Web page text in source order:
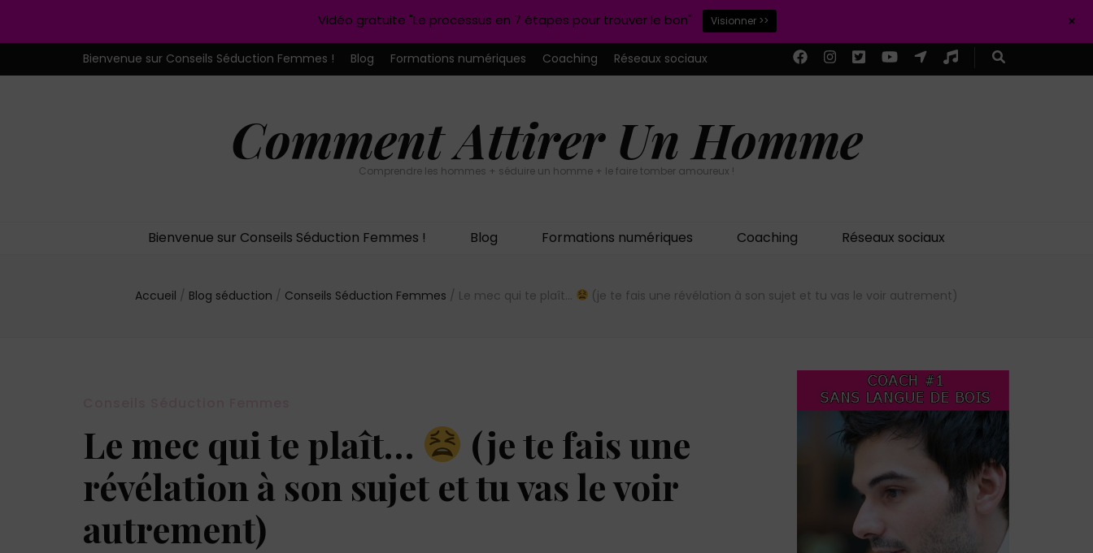
Bienvenue sur Conseils Séduction Femmes ! Blog Formations numériques Coaching Réseaux sociaux
Comment Attirer Un Homme
Comprendre les hommes + séduire un homme + le faire tomber amoureux !
Bienvenue sur Conseils Séduction Femmes ! Blog Formations numériques Coaching Réseaux sociaux
Accueil / Blog séduction / Conseils Séduction Femmes / Le mec qui te plaît… (je te fais une révélation à son sujet et tu vas le voir autrement)
Le mec qui te plaît…
(je te fais une
révélation à son sujet et tu vas le voir
autrement)
Vidéo gratuite "Le processus en 7 étapes pour trouver le bon" Visionner >> +